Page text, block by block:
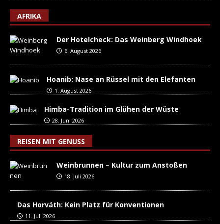
AFRIKA
Der Hotelcheck: Das Weinberg Windhoek
6. August 2026
Hoanib: Nase an Rüssel mit den Elefanten
1. August 2026
Himba-Tradition im Glühen der Wüste
28. Juni 2026
REISEN MIT GENUSS
Weinbrunnen – Kultur zum Anstoßen
18. Juli 2026
Das Horváth: Kein Platz für Konventionen
11. Juli 2026